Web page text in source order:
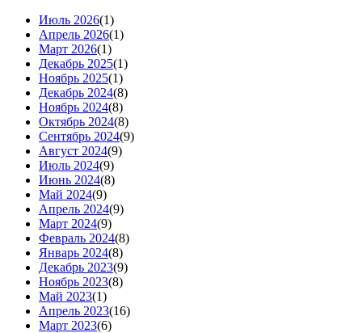
Июль 2026(1)
Апрель 2026(1)
Март 2026(1)
Декабрь 2025(1)
Ноябрь 2025(1)
Декабрь 2024(8)
Ноябрь 2024(8)
Октябрь 2024(8)
Сентябрь 2024(9)
Август 2024(9)
Июль 2024(9)
Июнь 2024(8)
Май 2024(9)
Апрель 2024(9)
Март 2024(9)
Февраль 2024(8)
Январь 2024(8)
Декабрь 2023(9)
Ноябрь 2023(8)
Май 2023(1)
Апрель 2023(16)
Март 2023(6)